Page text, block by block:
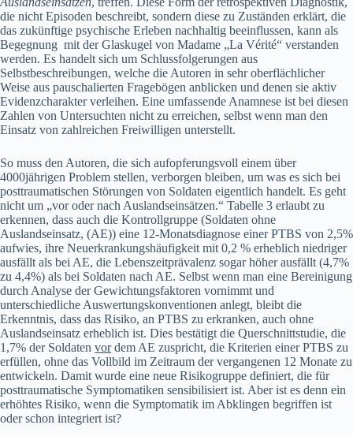
die nicht Episoden beschreibt, sondern diese zu Zuständen erklärt, die
das zukünftige psychische Erleben nachhaltig beeinflussen, kann als
Begegnung mit der Glaskugel von Madame „La Vérité“ verstanden
werden. Es handelt sich um Schlussfolgerungen aus
Selbstbeschreibungen, welche die Autoren in sehr oberflächlicher
Weise aus pauschalierten Fragebögen anblicken und denen sie aktiv
Evidenzcharakter verleihen. Eine umfassende Anamnese ist bei diesen
Zahlen von Untersuchten nicht zu erreichen, selbst wenn man den
Einsatz von zahlreichen Freiwilligen unterstellt.
So muss den Autoren, die sich aufopferungsvoll einem über
4000jährigen Problem stellen, verborgen bleiben, um was es sich bei
posttraumatischen Störungen von Soldaten eigentlich handelt. Es geht
nicht um „vor oder nach Auslandseinsätzen.“ Tabelle 3 erlaubt zu
erkennen, dass auch die Kontrollgruppe (Soldaten ohne
Auslandseinsatz, (AE)) eine 12-Monatsdiagnose einer PTBS von 2,5%
aufwies, ihre Neuerkrankungshäufigkeit mit 0,2 % erheblich niedriger
ausfällt als bei AE, die Lebenszeitprävalenz sogar höher ausfällt (4,7%
zu 4,4%) als bei Soldaten nach AE. Selbst wenn man eine Bereinigung
durch Analyse der Gewichtungsfaktoren vornimmt und
unterschiedliche Auswertungskonventionen anlegt, bleibt die
Erkenntnis, dass das Risiko, an PTBS zu erkranken, auch ohne
Auslandseinsatz erheblich ist. Dies bestätigt die Querschnittstudie, die
1,7% der Soldaten vordem AE zuspricht, die Kriterien einer PTBS zu
erfüllen, ohne das Vollbild im Zeitraum der vergangenen 12 Monate zu
entwickeln. Damit wurde eine neue Risikogruppe definiert, die für
posttraumatische Symptomatiken sensibilisiert ist. Aber ist es denn ein
erhöhtes Risiko, wenn die Symptomatik im Abklingen begriffen ist
oder schon integriert ist?